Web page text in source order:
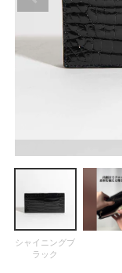
布・革小物
シャイニングブ
ラック